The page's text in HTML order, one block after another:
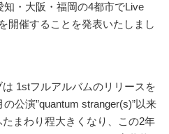
・大阪・福岡の4都市でLive
開催することを発表いたしまし
1stフルアルバムのリリースを
公演”quantum stranger(s)”以来
まわり程大きくなり、この2年